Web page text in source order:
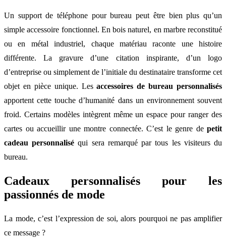
Un support de téléphone pour bureau peut être bien plus qu’un
simple accessoire fonctionnel. En bois naturel, en marbre reconstitué
ou en métal industriel, chaque matériau raconte une histoire
différente. La gravure d’une citation inspirante, d’un logo
d’entreprise ou simplement de l’initiale du destinataire transforme cet
objet en pièce unique. Lesaccessoires de bureau personnalisés
apportent cette touche d’humanité dans un environnement souvent
froid. Certains modèles intègrent même un espace pour ranger des
cartes ou accueillir une montre connectée. C’est le genre de petit
cadeau personnalisé qui sera remarqué par tous les visiteurs du
bureau.
Cadeaux personnalisés pour les
passionnés de mode
La mode, c’est l’expression de soi, alors pourquoi ne pas amplifier
ce message ?